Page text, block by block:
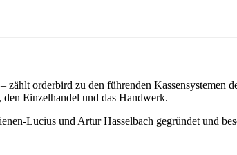
orderbird zu den führenden Kassensystemen
Einzelhandel und das Handwerk.
Lucius und Artur Hasselbach gegründet und